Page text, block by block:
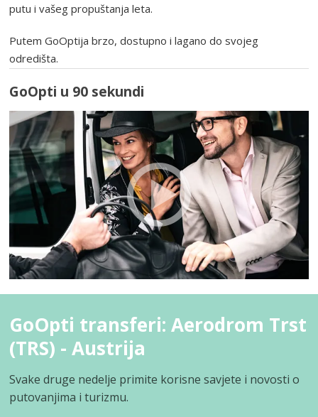
putu i vašeg propuštanja leta.
Putem GoOptija brzo, dostupno i lagano do svojeg
odredišta.
GoOpti u 90 sekundi
GoOpti transferi: Aerodrom Trst
(TRS) - Austrija
Svake druge nedelje primite korisne savjete i novosti o
putovanjima i turizmu.